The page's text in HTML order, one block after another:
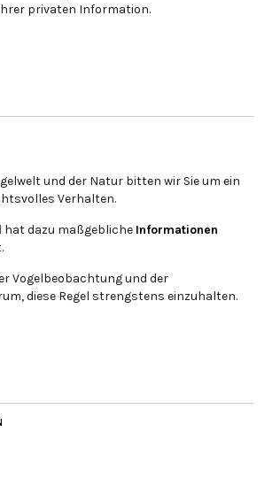
privaten Information.
und der Natur bitten wir Sie um ein
Verhalten.
hat dazu maßgebliche Informationen
Vogelbeobachtung und der
diese Regel strengstens einzuhalten.